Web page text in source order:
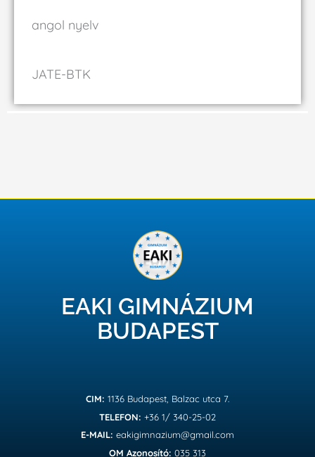
angol nyelv
JATE-BTK
EAKI GIMNÁZIUM
BUDAPEST
CIM: 1136 Budapest, Balzac utca 7.
TELEFON: +36 1/ 340-25-02
E-MAIL: eakigimnazium@gmail.com
OM Azonosító: 035 313